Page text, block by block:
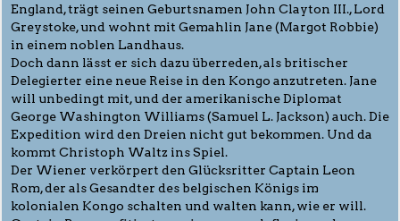
England, trägt seinen Geburtsnamen John Clayton III., Lord
Greystoke, und wohnt mit Gemahlin Jane (Margot Robbie)
in einem noblen Landhaus.
Doch dann lässt er sich dazu überreden, als britischer
Delegierter eine neue Reise in den Kongo anzutreten. Jane
will unbedingt mit, und der amerikanische Diplomat
George Washington Williams (Samuel L. Jackson) auch. Die
Expedition wird den Dreien nicht gut bekommen. Und da
kommt Christoph Waltz ins Spiel.
Der Wiener verkörpert den Glücksritter Captain Leon
Rom, der als Gesandter des belgischen Königs im
kolonialen Kongo schalten und walten kann, wie er will.